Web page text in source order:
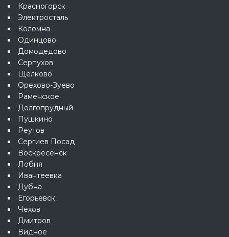
Красногорск
Электросталь
Коломна
Одинцово
Домодедово
Серпухов
Щёлково
Орехово-Зуево
Раменское
Долгопрудный
Пушкино
Реутов
Сергиев Посад
Воскресенск
Лобня
Ивантеевка
Дубна
Егорьевск
Чехов
Дмитров
Видное